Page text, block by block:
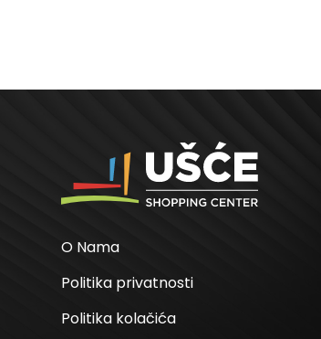
O Nama
Politika privatnosti
Politika kolačića